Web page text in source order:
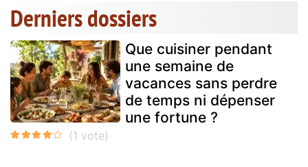
Derniers dossiers
Que cuisiner pendant
une semaine de
vacances sans perdre
de temps ni dépenser
une fortune ?